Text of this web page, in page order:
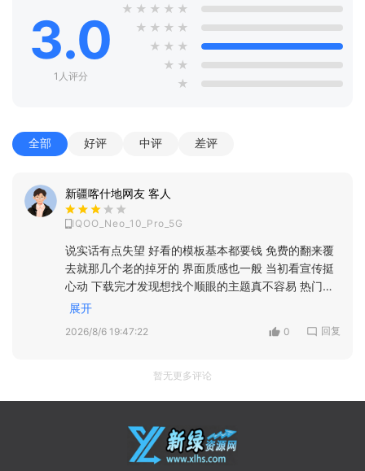
3.0
1人评分
★ ★ ★ ★ ★
★ ★ ★ ★
★ ★ ★
★ ★
★
全部 好评 中评 差评
新疆喀什地网友 客人
IQOO_Neo_10_Pro_5G
说实话有点失望 好看的模板基本都要钱 免费的翻来覆
去就那几个老的掉牙的 界面质感也一般 当初看宣传挺
心动 下载完才发现想找个顺眼的主题真不容易 热门款
全在收费区 免费的根本撑不起门面 感觉就是来骗下载
展开
2026/8/6 19:47:22 0 回复
暂无更多评论